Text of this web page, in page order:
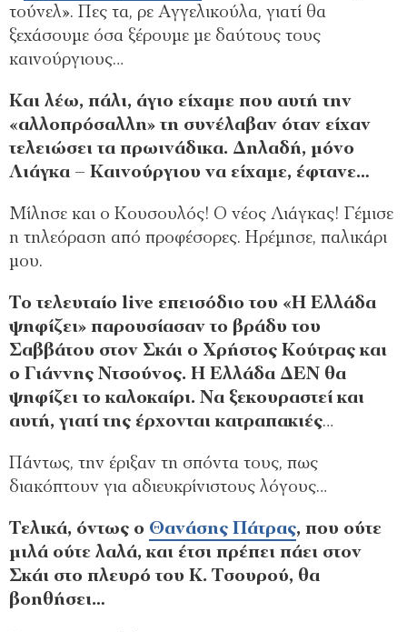
τούνελ». Πες τα, ρε Αγγελικούλα, γιατί θα
ξεχάσουμε όσα ξέρουμε με δαύτους τους
καινούργιους…
Και λέω, πάλι, άγιο είχαμε που αυτή την
«αλλοπρόσαλλη» τη συνέλαβαν όταν είχαν
τελειώσει τα πρωινάδικα. Δηλαδή, μόνο
Λιάγκα – Καινούργιου να είχαμε, έφτανε…
Μίλησε και ο Κουσουλός! Ο νέος Λιάγκας! Γέμισε
η τηλεόραση από προφέσορες. Ηρέμησε, παλικάρι
μου.
Το τελευταίο live επεισόδιο του «Η Ελλάδα
ψηφίζει» παρουσίασαν το βράδυ του
Σαββάτου στον Σκάι ο Χρήστος Κούτρας και
ο Γιάννης Ντσούνος. Η Ελλάδα ΔΕΝ θα
ψηφίζει το καλοκαίρι. Να ξεκουραστεί και
αυτή, γιατί της έρχονται κατραπακιές…
Πάντως, την έριξαν τη σπόντα τους, πως
διακόπτουν για αδιευκρίνιστους λόγους…
Τελικά, όντως ο Θανάσης Πάτρας, που ούτε
μιλά ούτε λαλά, και έτσι πρέπει πάει στον
Σκάι στο πλευρό του Κ. Τσουρού, θα
βοηθήσει…